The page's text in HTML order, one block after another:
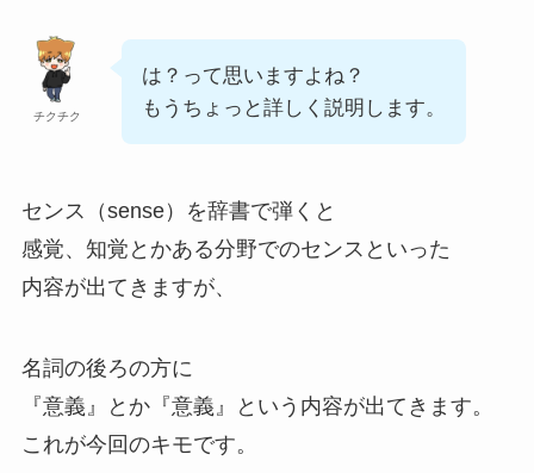
チクチク
は？って思いますよね？
もうちょっと詳しく説明します。
センス（sense）を辞書で弾くと
感覚、知覚とかある分野でのセンスといった
内容が出てきますが、
名詞の後ろの方に
『意義』とか『意義』という内容が出てきます。
これが今回のキモです。